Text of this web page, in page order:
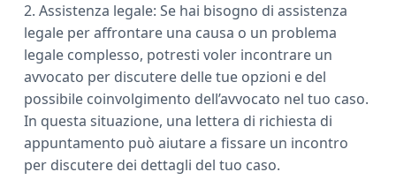
2. Assistenza legale: Se hai bisogno di assistenza
legale per affrontare una causa o un problema
legale complesso, potresti voler incontrare un
avvocato per discutere delle tue opzioni e del
possibile coinvolgimento dell’avvocato nel tuo caso.
In questa situazione, una lettera di richiesta di
appuntamento può aiutare a fissare un incontro
per discutere dei dettagli del tuo caso.